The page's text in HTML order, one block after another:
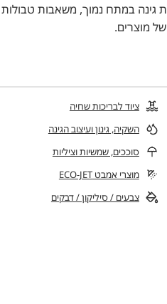
גינה במתח נמוך, משאבות טבולות
מוצרים.
ציוד לבריכות שחיה
השקיה, גינון ועיצוב הגינה
סוככים, שמשיות וציליות
מוצרי אמבט ECO-JET
צבעים / סיליקון / דבקים